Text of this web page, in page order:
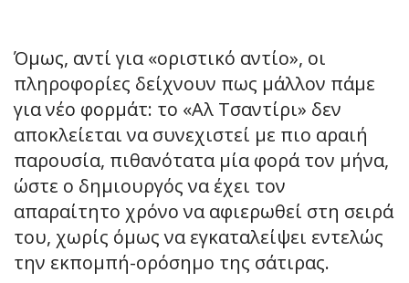
Όμως, αντί για «οριστικό αντίο», οι
πληροφορίες δείχνουν πως μάλλον πάμε
για νέο φορμάτ: το «Αλ Τσαντίρι» δεν
αποκλείεται να συνεχιστεί με πιο αραιή
παρουσία, πιθανότατα μία φορά τον μήνα,
ώστε ο δημιουργός να έχει τον
απαραίτητο χρόνο να αφιερωθεί στη σειρά
του, χωρίς όμως να εγκαταλείψει εντελώς
την εκπομπή-ορόσημο της σάτιρας.